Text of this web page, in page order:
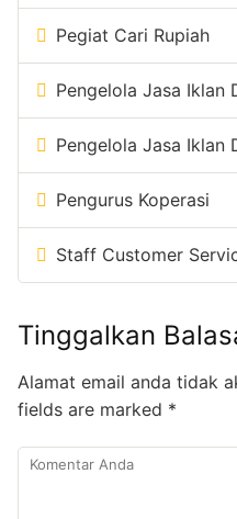
Pegiat Cari Rupiah
Pengelola Jasa Iklan
Pengelola Jasa Iklan
Pengurus Koperasi
Staff Customer
Tinggalkan
Alamat email anda tidak
fields are marked *